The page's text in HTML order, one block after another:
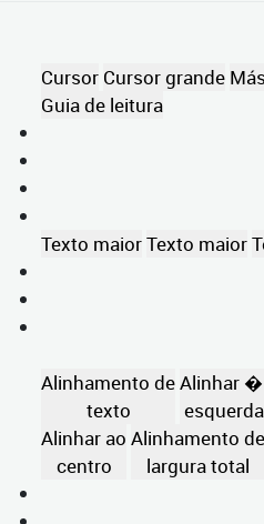
Cursor Cursor grande
Guia de leitura
Texto maiorTexto maior
Alinhamento de
texto
Alinhar �
esquerda
Alinhar ao
centro
Alinhamento de
largura total